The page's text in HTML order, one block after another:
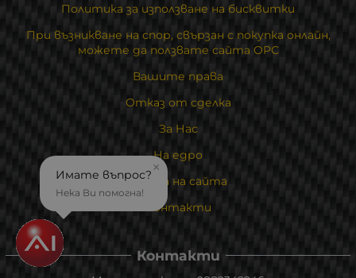
Политика за използване на бисквитки
При възникване на спор, свързан с покупка онлайн,
можете да ползвате сайта ОРС
Вашите права
Отказ от сделка
За Нас
На едро
Карта на сайта
Контакти
Контакти
×
Имате въпрос?
Нека Ви помогна!